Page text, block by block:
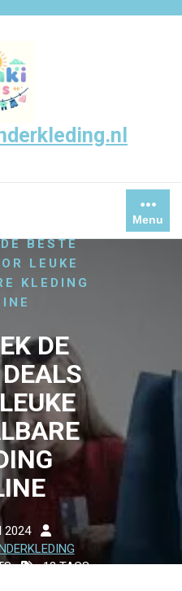
Menu
BESTE
LEUKE
KLEDING
DE
2024
12 TAGS